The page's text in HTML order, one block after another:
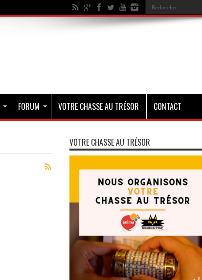
FORUM VOTRE CHASSE AU TRÉSOR CONTACT
VOTRE CHASSE AU TRÉSOR